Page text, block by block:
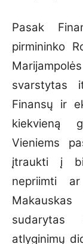
Pasak
pirmininko
svarstytas
Finansų ir
kiekvieną
Vieniems
įtraukti į
nepriimti
sudarytas
atlyginimų